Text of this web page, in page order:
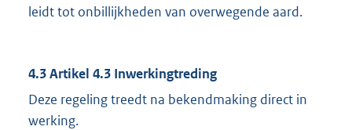
leidt tot onbillijkheden van overwegende aard.
4.3 Artikel 4.3 Inwerkingtreding
Deze regeling treedt na bekendmaking direct in
werking.